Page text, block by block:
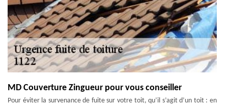
MD Couverture Zingueur pour vous conseiller
Pour éviter la survenance de fuite sur votre toit, qu’il s’agit d’un toit : en